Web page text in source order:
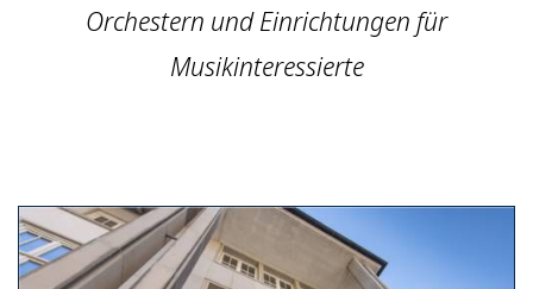
Orchestern und Einrichtungen für
Musikinteressierte